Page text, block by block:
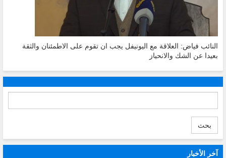
النائب فياض: العلاقة مع اليونيفل يجب ان تقوم على الاطمئنان والثقة
بعيدا عن الشك والانحياز
بحث
آخر الأخبار